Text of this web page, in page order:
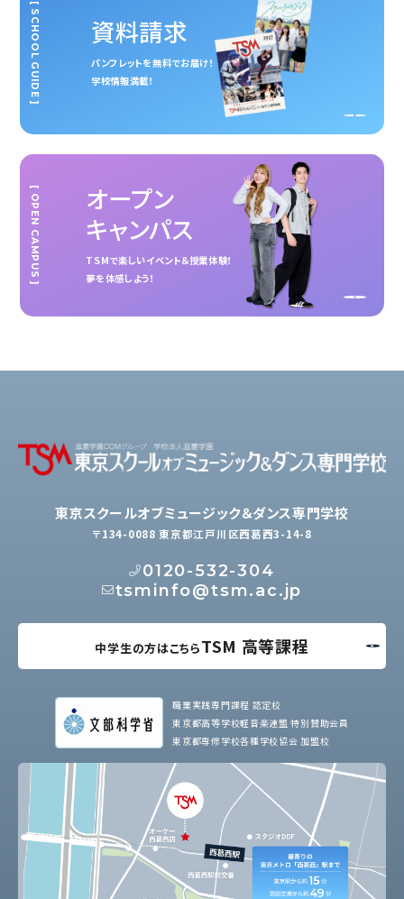
資料請求
パンフレットを無料でお届け！
学校情報満載！
[ SCHOOL GUIDE ]
オープン
キャンパス
TSMで楽しいイベント＆授業体験！
夢を体感しよう！
[ OPEN CAMPUS ]
東京スクールオブミュージック＆ダンス専門学校
〒134-0088 東京都江戸川区西葛西3-14-8
0120-532-304
tsminfo@tsm.ac.jp
中学生の方はこちらTSM 高等課程
職業実践専門課程 認定校
東京都高等学校軽音楽連盟 特別賛助会員
東京都専修学校各種学校協会 加盟校